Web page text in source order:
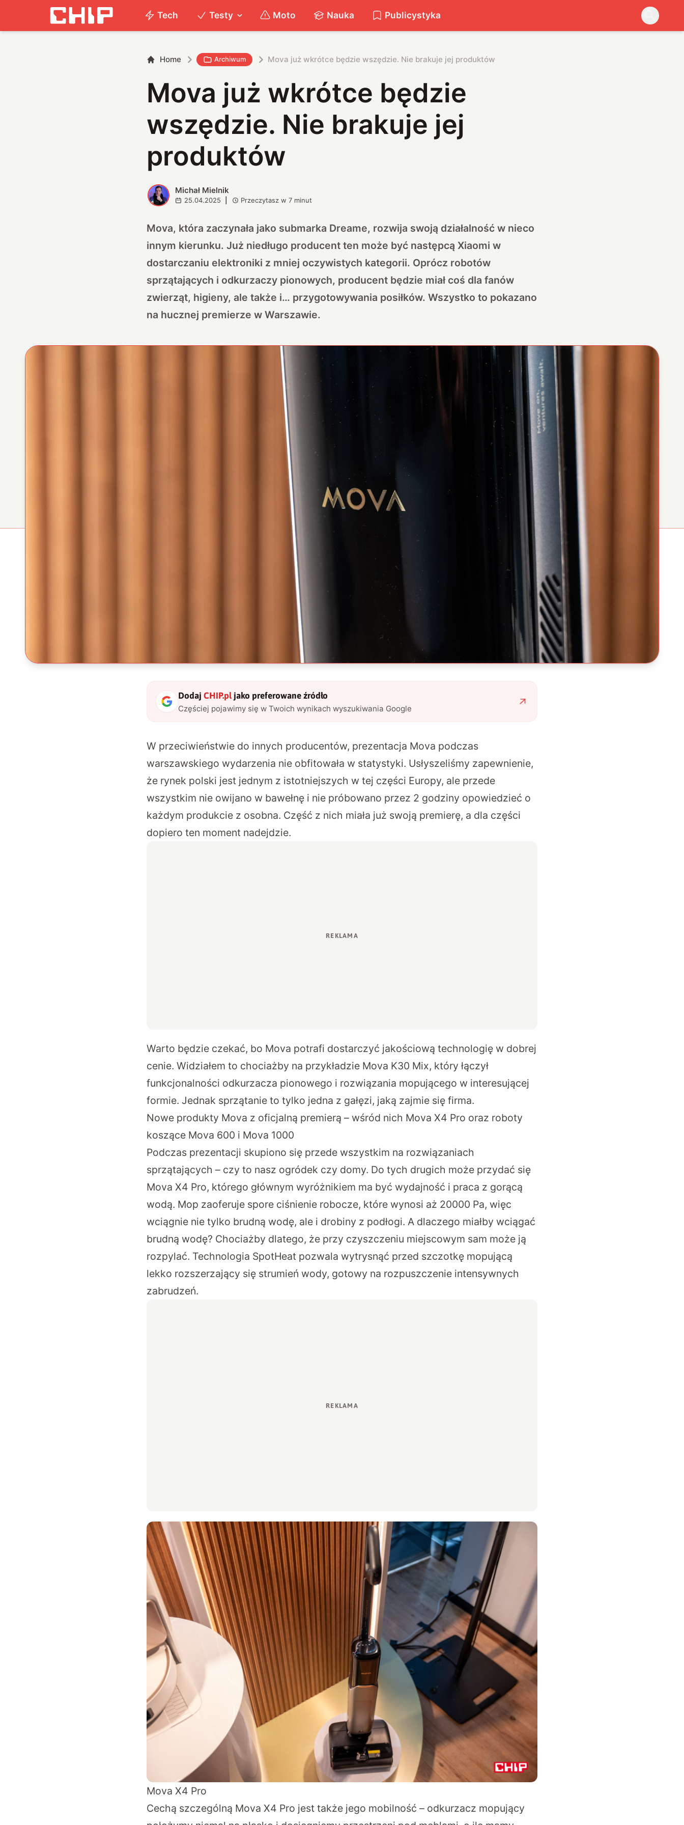
Tech Testy Moto Nauka Publicystyka
Home Archiwum Mova już wkrótce będzie wszędzie. Nie brakuje jej produktów
Mova już wkrótce będzie
wszędzie. Nie brakuje jej
produktów
M Michał Mielnik
25.04.2025 Przeczytasz w7 minut
Mova, która zaczynała jako submarka Dreame, rozwija swoją działalność w nieco
innym kierunku. Już niedługo producent ten może być następcą Xiaomi w
dostarczaniu elektroniki z mniej oczywistych kategorii. Oprócz robotów
sprzątających i odkurzaczy pionowych, producent będzie miał coś dla fanów
zwierząt, higieny, ale także i… przygotowywania posiłków. Wszystko to pokazano
na hucznej premierze w Warszawie.
Dodaj CHIP.pljako preferowane źródło
Częściej pojawimy się w Twoich wynikach wyszukiwania Google
W przeciwieństwie do innych producentów, prezentacja Mova podczas
warszawskiego wydarzenia nie obfitowała w statystyki. Usłyszeliśmy zapewnienie,
że rynek polski jest jednym z istotniejszych w tej części Europy, ale przede
wszystkim nie owijano w bawełnę i nie próbowano przez 2 godziny opowiedzieć o
każdym produkcie z osobna. Część z nich miała już swoją premierę, a dla części
dopiero ten moment nadejdzie.
Warto będzie czekać, bo Mova potrafi dostarczyć jakościową technologię w dobrej
cenie. Widziałem to chociażby na przykładzie Mova K30 Mix, który łączył
funkcjonalności odkurzacza pionowego i rozwiązania mopującego w interesującej
formie. Jednak sprzątanie to tylko jedna z gałęzi, jaką zajmie się firma.
Nowe produkty Mova z oficjalną premierą – wśród nich Mova X4 Pro oraz roboty
koszące Mova 600 i Mova 1000
Podczas prezentacji skupiono się przede wszystkim na rozwiązaniach
sprzątających – czy to nasz ogródek czy domy. Do tych drugich może przydać się
Mova X4 Pro, którego głównym wyróżnikiem ma być wydajność i praca z gorącą
wodą. Mop zaoferuje spore ciśnienie robocze, które wynosi aż 20000 Pa, więc
wciągnie nie tylko brudną wodę, ale i drobiny z podłogi. A dlaczego miałby wciągać
brudną wodę? Chociażby dlatego, że przy czyszczeniu miejscowym sam może ją
rozpylać. Technologia SpotHeat pozwala wytrysnąć przed szczotkę mopującą
lekko rozszerzający się strumień wody, gotowy na rozpuszczenie intensywnych
zabrudzeń.
Mova X4 Pro
Cechą szczególną Mova X4 Pro jest także jego mobilność – odkurzacz mopujący